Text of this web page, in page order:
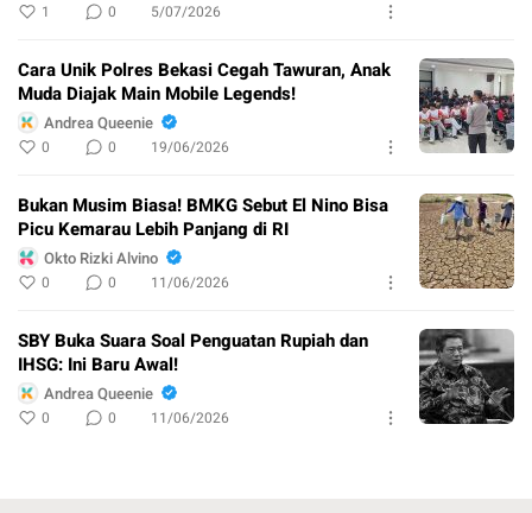
1 0 5/07/2026
Cara Unik Polres Bekasi Cegah Tawuran, Anak
Muda Diajak Main Mobile Legends!
Andrea Queenie
0 0 19/06/2026
Bukan Musim Biasa! BMKG Sebut El Nino Bisa
Picu Kemarau Lebih Panjang di RI
Okto Rizki Alvino
0 0 11/06/2026
SBY Buka Suara Soal Penguatan Rupiah dan
IHSG: Ini Baru Awal!
Andrea Queenie
0 0 11/06/2026